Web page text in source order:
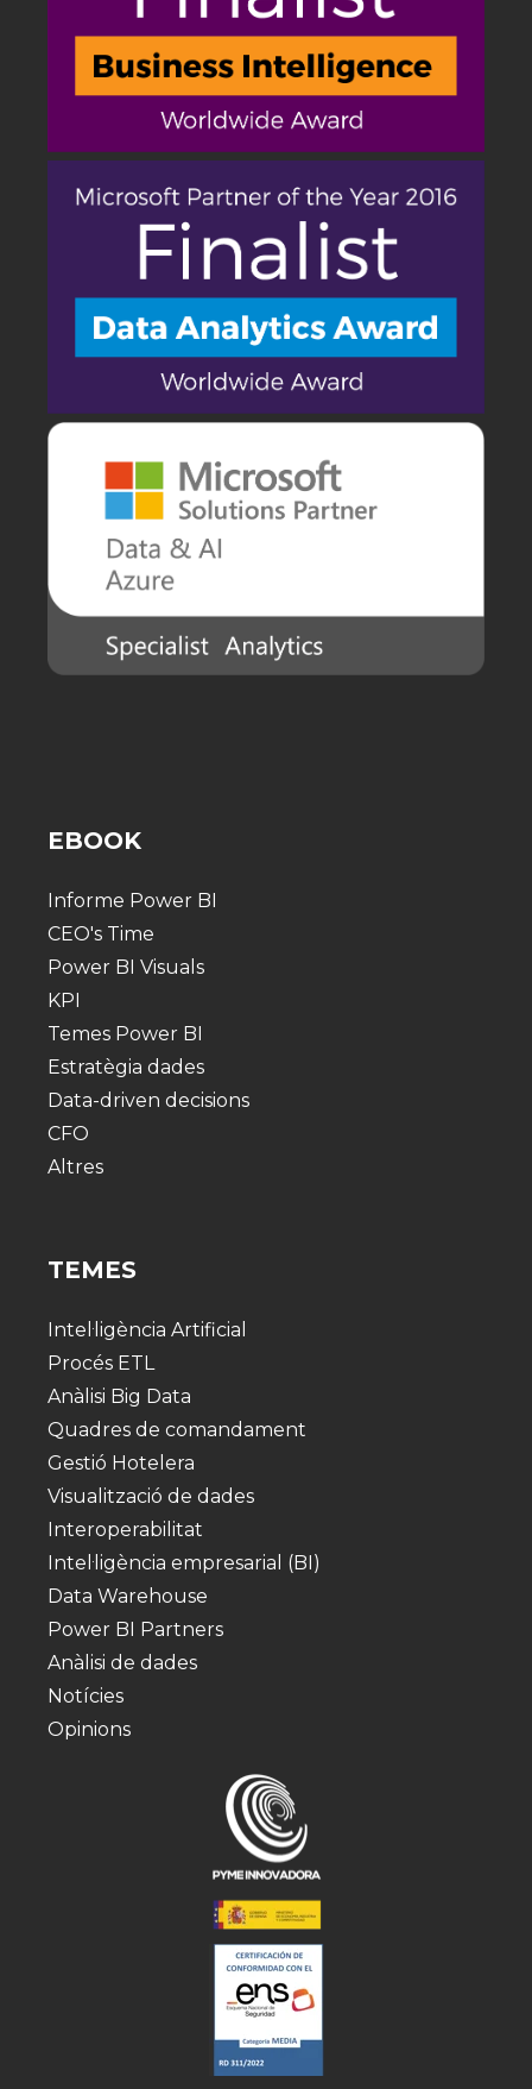
EBOOK
Informe Power BI
CEO's Time
Power BI Visuals
KPI
Temes Power BI
Estratègia dades
Data-driven decisions
CFO
Altres
TEMES
Intel·ligència Artificial
Procés ETL
Anàlisi Big Data
Quadres de comandament
Gestió Hotelera
Visualització de dades
Interoperabilitat
Intel·ligència empresarial (BI)
Data Warehouse
Power BI Partners
Anàlisi de dades
Notícies
Opinions